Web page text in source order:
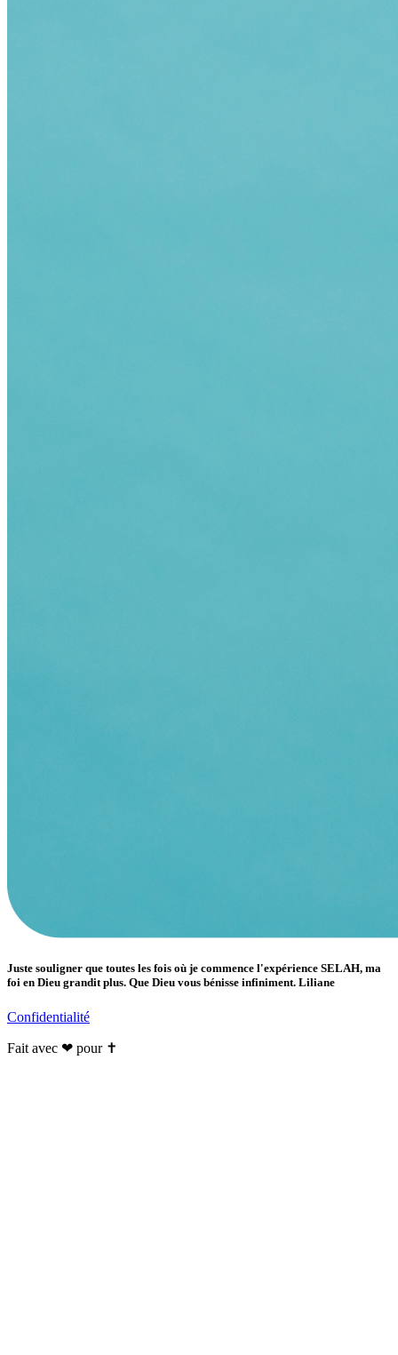
Juste souligner que toutes les fois où je commence l'expérience SELAH, ma
foi en Dieu grandit plus. Que Dieu vous bénisse infiniment. Liliane
Confidentialité
Fait avec ❤ pour ✝️️